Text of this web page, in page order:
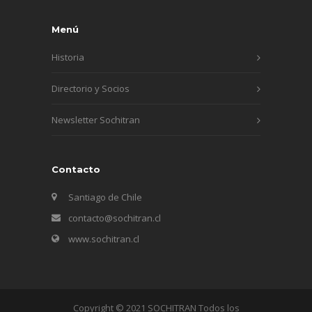
Menú
Historia
Directorio y Socios
Newsletter Sochitran
Contacto
Santiago de Chile
contacto@sochitran.cl
www.sochitran.cl
Copyright © 2021 SOCHITRAN Todos los